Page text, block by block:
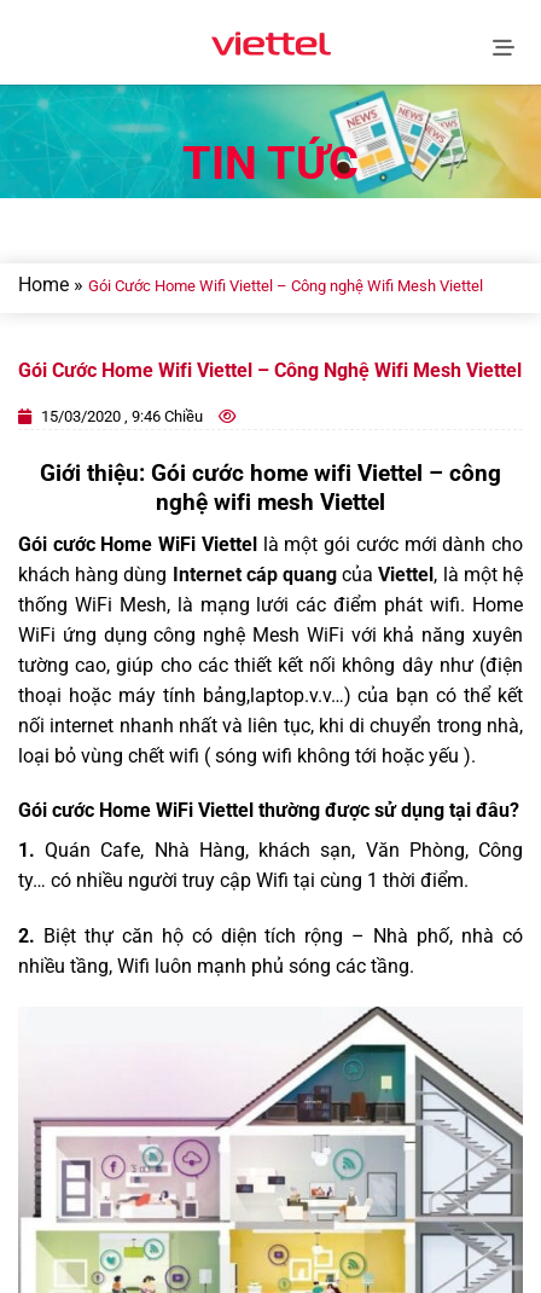
TIN TỨC
Home » Gói Cước Home Wifi Viettel – Công nghệ Wifi Mesh Viettel
Gói Cước Home Wifi Viettel – Công Nghệ Wifi Mesh Viettel
15/03/2020 , 9:46 Chiều
Giới thiệu: Gói cước home wifi Viettel – công
nghệ wifi mesh Viettel
Gói cước Home WiFi Viettellà một gói cước mới dành cho
khách hàng dùng Internet cáp quang củaViettel, là một hệ
thống WiFi Mesh, là mạng lưới các điểm phát wifi. Home
WiFi ứng dụng công nghệ Mesh WiFi với khả năng xuyên
tường cao, giúp cho các thiết kết nối không dây như (điện
thoại hoặc máy tính bảng,laptop.v.v…) của bạn có thể kết
nối internet nhanh nhất và liên tục, khi di chuyển trong nhà,
loại bỏ vùng chết wifi ( sóng wifi không tới hoặc yếu ).
Gói cước Home WiFi Viettel thường được sử dụng tại đâu?
1. Quán Cafe, Nhà Hàng, khách sạn, Văn Phòng, Công
ty… có nhiều người truy cập Wifi tại cùng 1 thời điểm.
2. Biệt thự căn hộ có diện tích rộng – Nhà phố, nhà có
nhiều tầng, Wifi luôn mạnh phủ sóng các tầng.